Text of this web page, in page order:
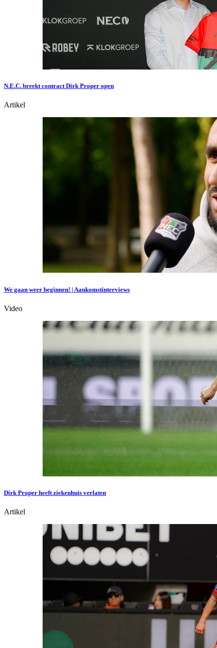
N.E.C. breekt contract Dirk Proper open
Artikel
We gaan weer beginnen! | Aankomstinterviews
Video
Dirk Proper heeft ziekenhuis verlaten
Artikel